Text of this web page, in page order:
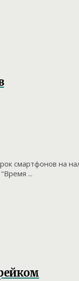
смартфонов на
...